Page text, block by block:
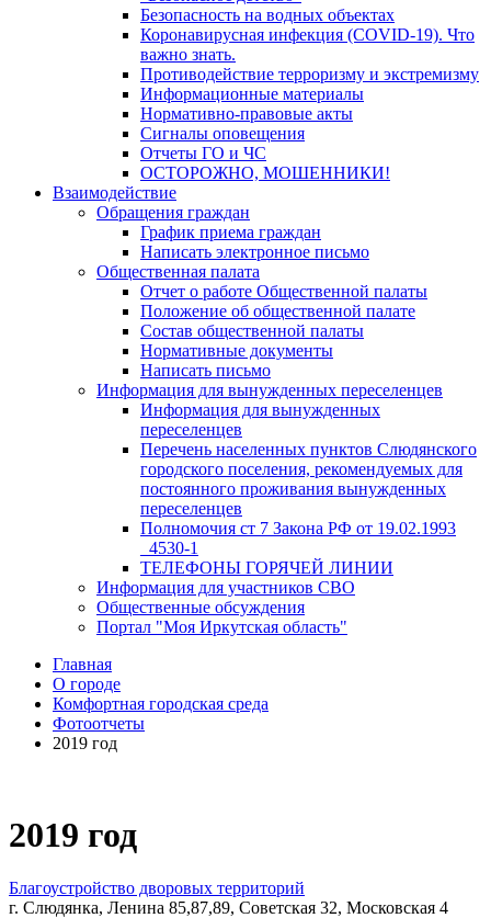
Безопасность на водных объектах
Коронавирусная инфекция (COVID-19). Что
важно знать.
Противодействие терроризму и экстремизму
Информационные материалы
Нормативно-правовые акты
Сигналы оповещения
Отчеты ГО и ЧС
ОСТОРОЖНО, МОШЕННИКИ!
Взаимодействие
Обращения граждан
График приема граждан
Написать электронное письмо
Общественная палата
Отчет о работе Общественной палаты
Положение об общественной палате
Состав общественной палаты
Нормативные документы
Написать письмо
Информация для вынужденных переселенцев
Информация для вынужденных
переселенцев
Перечень населенных пунктов Слюдянского
городского поселения, рекомендуемых для
постоянного проживания вынужденных
переселенцев
Полномочия ст 7 Закона РФ от 19.02.1993
_4530-1
ТЕЛЕФОНЫ ГОРЯЧЕЙ ЛИНИИ
Информация для участников СВО
Общественные обсуждения
Портал "Моя Иркутская область"
Главная
О городе
Комфортная городская среда
Фотоотчеты
2019 год
2019 год
Благоустройство дворовых территорий
г. Слюдянка, Ленина 85,87,89, Советская 32, Московская 4